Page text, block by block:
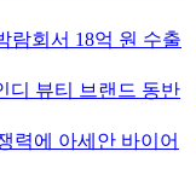
람회서 18억 원 수출
디 뷰티 브랜드 동반
력에 아세안 바이어